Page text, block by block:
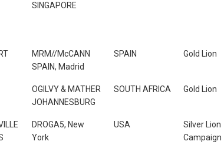
SINGAPORE
MRM//McCANN
SPAIN, Madrid
SPAIN Gold Lion
OGILVY & MATHER
JOHANNESBURG
SOUTH AFRICA Gold Lion
DROGA5, New
York
USA
Silver Lion
Campaign